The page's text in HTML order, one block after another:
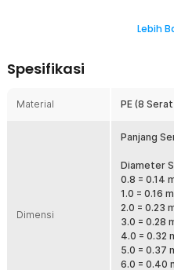
Menggunakan material
pancing ini cocok untuk berburu
membantu performa reel lebih
Struktur braided yang licin
meningkatkan akurasi
harian maupun mancing di spot
peluang menjangkau titik ikan
Tahan Gesek di Medan Sulit
Dirancang untuk menghadapi
kondisi perairan menantang.
tahan baik terhadap abrasi
Lebih
Spesifikasi
Material PE (8
Dimensi
Panjang
Diameter
0.8 = 0.14
1.0 = 0.16
2.0 = 0.23
3.0 = 0.28
4.0 = 0.32
5.0 = 0.37
6.0 = 0.40